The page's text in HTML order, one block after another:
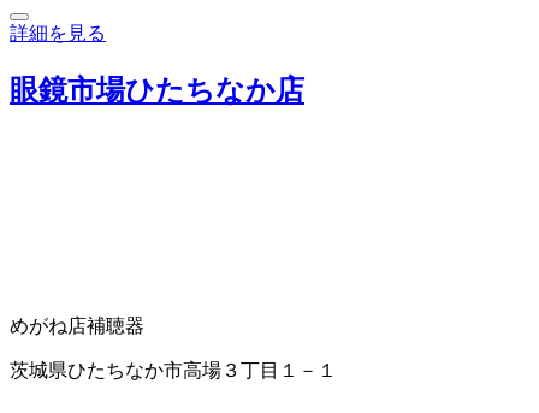
詳細を見る
眼鏡市場ひたちなか店
めがね店補聴器
茨城県ひたちなか市高場３丁目１－１